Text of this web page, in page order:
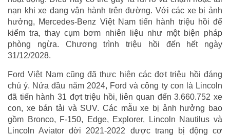
nạn khi xe đang vận hành trên đường. Với các xe bị ảnh
hưởng, Mercedes-Benz Việt Nam tiến hành triệu hồi để
kiểm tra, thay cụm bơm nhiên liệu như một biện pháp
phòng ngừa. Chương trình triệu hồi đến hết ngày
31/12/2028.
Ford Việt Nam cũng đã thực hiện các đợt triệu hồi đáng
chú ý. Nửa đầu năm 2024, Ford và công ty con là Lincoln
đã tiến hành 31 đợt triệu hồi, liên quan đến 3.660.752 xe
con, xe bán tải và SUV. Các mẫu xe bị ảnh hưởng bao
gồm Bronco, F-150, Edge, Explorer, Lincoln Nautilus và
Lincoln Aviator đời 2021-2022 được trang bị động cơ